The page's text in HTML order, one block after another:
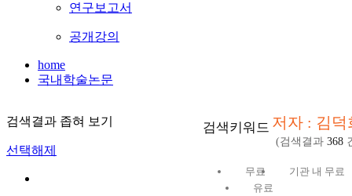
연구보고서
공개강의
home
국내학술논문
검색결과 좁혀 보기
선택해제
검색키워드 저자 : 김덕
(검색결과 368
무료
기관 내 무료
유료